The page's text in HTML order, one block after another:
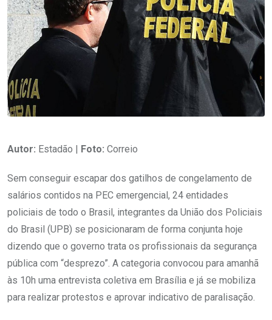
Autor: Estadão | Foto: Correio
Sem conseguir escapar dos gatilhos de congelamento de
salários contidos na PEC emergencial, 24 entidades
policiais de todo o Brasil, integrantes da União dos Policiais
do Brasil (UPB) se posicionaram de forma conjunta hoje
dizendo que o governo trata os profissionais da segurança
pública com “desprezo”. A categoria convocou para amanhã
às 10h uma entrevista coletiva em Brasília e já se mobiliza
para realizar protestos e aprovar indicativo de paralisação.